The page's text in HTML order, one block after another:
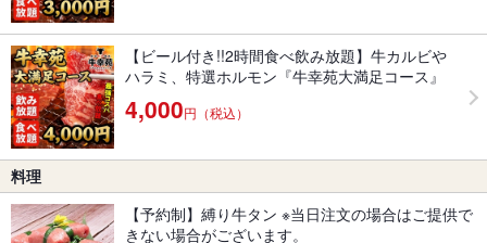
【ビール付き!!2時間食べ飲み放題】牛カルビや
ハラミ、特選ホルモン『牛幸苑大満足コース』
4,000円（税込）
料理
【予約制】縛り牛タン ※当日注文の場合はご提供で
きない場合がございます。